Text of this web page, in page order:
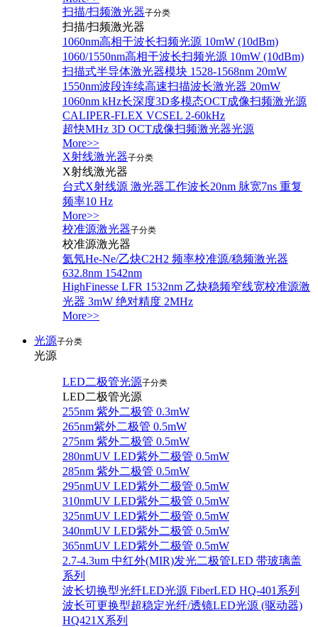
扫描/扫频激光器子分类
扫描/扫频激光器
1060nm高相干波长扫频光源 10mW (10dBm)
1060/1550nm高相干波长扫频光源 10mW (10dBm)
扫描式半导体激光器模块 1528-1568nm 20mW
1550nm波段连续高速扫描波长激光器 20mW
1060nm kHz长深度3D多模态OCT成像扫频激光源
CALIPER-FLEX VCSEL 2-60kHz
超快MHz 3D OCT成像扫频激光器光源
More>>
X射线激光器子分类
X射线激光器
台式X射线源 激光器工作波长20nm 脉宽7ns 重复
频率10 Hz
More>>
校准源激光器子分类
校准源激光器
氦氖He-Ne/乙炔C2H2 频率校准源/稳频激光器
632.8nm 1542nm
HighFinesse LFR 1532nm 乙炔稳频窄线宽校准源激
光器 3mW 绝对精度 2MHz
More>>
光源子分类
光源
LED二极管光源子分类
LED二极管光源
255nm 紫外二极管 0.3mW
265nm紫外二极管 0.5mW
275nm 紫外二极管 0.5mW
280nmUV LED紫外二极管 0.5mW
285nm 紫外二极管 0.5mW
295nmUV LED紫外二极管 0.5mW
310nmUV LED紫外二极管 0.5mW
325nmUV LED紫外二极管 0.5mW
340nmUV LED紫外二极管 0.5mW
365nmUV LED紫外二极管 0.5mW
2.7-4.3um 中红外(MIR)发光二极管LED 带玻璃盖
系列
波长切换型光纤LED光源 FiberLED HQ-401系列
波长可更换型超稳定光纤/透镜LED光源 (驱动器)
HQ421X系列